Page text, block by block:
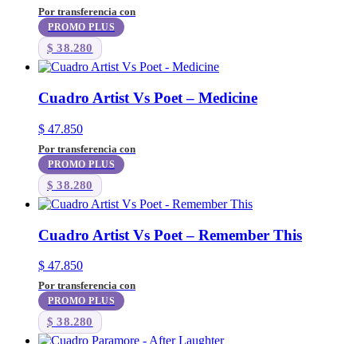
Por transferencia con
PROMO PLUS
$ 38.280
Cuadro Artist Vs Poet – Medicine
$ 47.850
Por transferencia con
PROMO PLUS
$ 38.280
Cuadro Artist Vs Poet – Remember This
$ 47.850
Por transferencia con
PROMO PLUS
$ 38.280